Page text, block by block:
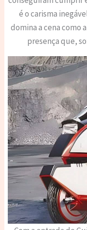
é o carisma
domina a cena como
presença que,